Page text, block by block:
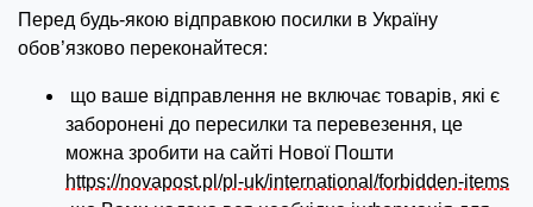
Перед будь-якою відправкою посилки в Україну
обов’язково переконайтеся:
що ваше відправлення не включає товарів, які є
заборонені до пересилки та перевезення, це
можна зробити на сайті Нової Пошти
https://novapost.pl/pl-uk/international/forbidden-items